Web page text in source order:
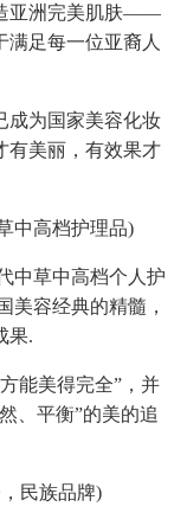
亚洲完美肌肤——
足每一位亚裔人
成为国家美容化妆
有美丽，有效果才
中高档护理品)
中草中高档个人护
美容经典的精髓，
果.
能美得完全”，并
、平衡”的美的追
民族品牌)